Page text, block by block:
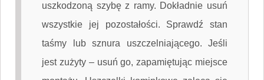
uszkodzoną szybę z ramy. Dokładnie usuń
wszystkie jej pozostałości. Sprawdź stan
taśmy lub sznura uszczelniającego. Jeśli
jest zużyty – usuń go, zapamiętując miejsce